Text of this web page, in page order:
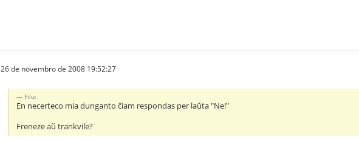
26 de novembro de 2008 19:52:27
Filu:
En necerteco mia dunganto ĉiam respondas per laŭta "Ne!"
Freneze aŭ trankvile?